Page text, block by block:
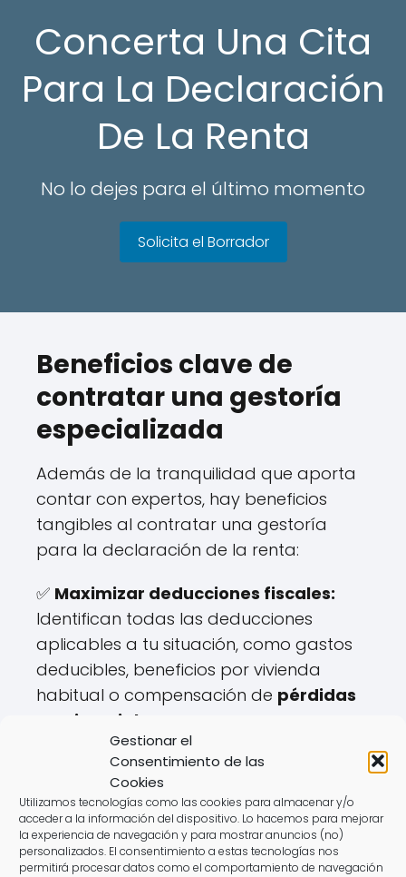
Gestionar el
Consentimiento de las
Cookies
Utilizamos tecnologías como las cookies para almacenar y/o
acceder a la información del dispositivo. Lo hacemos para mejorar
la experiencia de navegación y para mostrar anuncios (no)
personalizados. El consentimiento a estas tecnologías nos
permitirá procesar datos como el comportamiento de navegación
Concerta Una Cita
Para La Declaración
De La Renta
No lo dejes para el último momento
Solicita el Borrador
Beneficios clave de
contratar una gestoría
especializada
Además de la tranquilidad que aporta
contar con expertos, hay beneficios
tangibles al contratar una gestoría
para la declaración de la renta:
✅ Maximizar deducciones fiscales:
Identifican todas las deducciones
aplicables a tu situación, como gastos
deducibles, beneficios por vivienda
habitual o compensación de pérdidas
patrimoniales
Optimización de ingresos y
tributación:Si tienes
rendimientos de
actividad económicao ingresos por
capital inmobiliario, una gestoría te
asesora sobre cómo declarar estos